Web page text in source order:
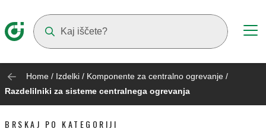
Home / Izdelki / Komponente za centralno ogrevanje /
Razdelilniki za sisteme centralnega ogrevanja
BRSKAJ PO KATEGORIJI